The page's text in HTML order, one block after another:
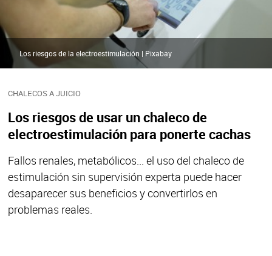
CHALECOS A JUICIO
Los riesgos de usar un chaleco de
electroestimulación para ponerte cachas
Fallos renales, metabólicos... el uso del chaleco de
estimulación sin supervisión experta puede hacer
desaparecer sus beneficios y convertirlos en
problemas reales.
Los riesgos de la electroestimulación | Pixabay